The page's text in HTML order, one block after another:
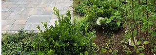
Faula-Residenz